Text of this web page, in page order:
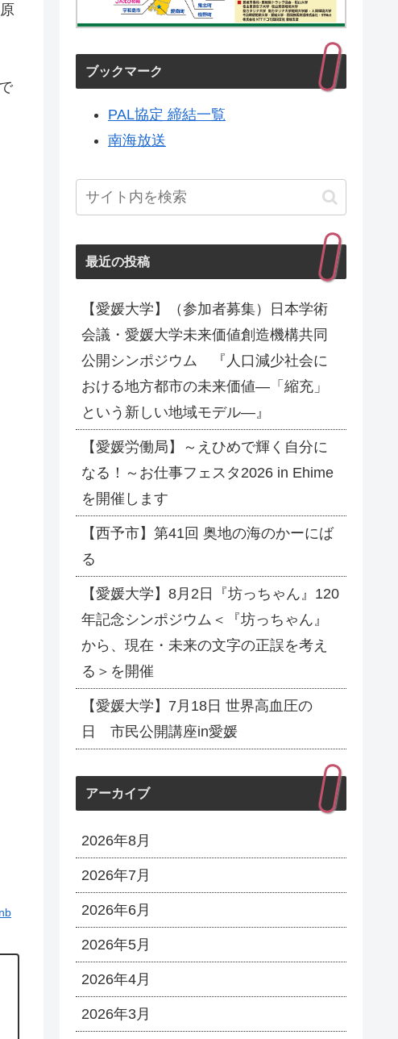
ブックマーク
PAL協定 締結一覧
南海放送
最近の投稿
【愛媛大学】（参加者募集）日本学術
会議・愛媛大学未来価値創造機構共同
公開シンポジウム 『人口減少社会に
おける地方都市の未来価値―「縮充」
という新しい地域モデル―』
【愛媛労働局】～えひめで輝く自分に
なる！～お仕事フェスタ2026 in Ehime
を開催します
【西予市】第41回 奥地の海のかーにば
る
【愛媛大学】8月2日『坊っちゃん』120
年記念シンポジウム＜『坊っちゃん』
から、現在・未来の文字の正誤を考え
る＞を開催
【愛媛大学】7月18日 世界高血圧の
日 市民公開講座in愛媛
アーカイブ
2026年8月
2026年7月
2026年6月
2026年5月
2026年4月
2026年3月